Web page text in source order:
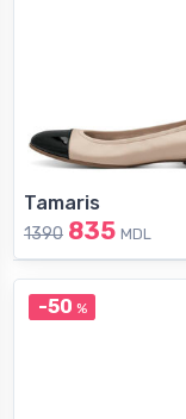
Tamaris
1390 835 MDL
-50 %